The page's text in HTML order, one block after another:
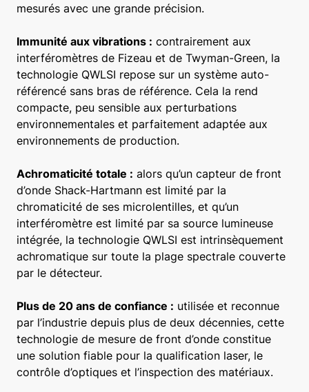
mesurés avec une grande précision.
Immunité aux vibrations : contrairement aux
interféromètres de Fizeau et de Twyman-Green, la
technologie QWLSI repose sur un système auto-
référencé sans bras de référence. Cela la rend
compacte, peu sensible aux perturbations
environnementales et parfaitement adaptée aux
environnements de production.
Achromaticité totale : alors qu’un capteur de front
d’onde Shack-Hartmann est limité par la
chromaticité de ses microlentilles, et qu’un
interféromètre est limité par sa source lumineuse
intégrée, la technologie QWLSI est intrinsèquement
achromatique sur toute la plage spectrale couverte
par le détecteur.
Plus de 20 ans de confiance : utilisée et reconnue
par l’industrie depuis plus de deux décennies, cette
technologie de mesure de front d’onde constitue
une solution fiable pour la qualification laser, le
contrôle d’optiques et l’inspection des matériaux.